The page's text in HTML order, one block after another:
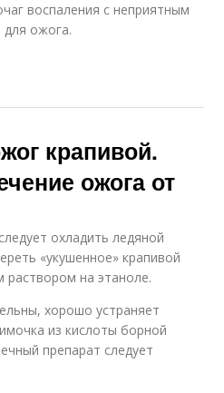
воспаления с неприятным
ожога.
крапивой.
ожога от
охладить ледяной
«укушенное» крапивой
на этаноле.
хорошо устраняет
из кислоты борной
препарат следует